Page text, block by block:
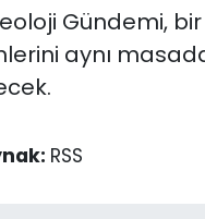
Gündemi,
aynı
RSS